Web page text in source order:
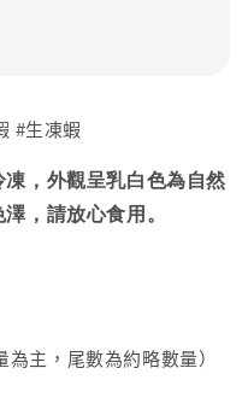
#生凍蝦
，外觀呈乳白色為自然
，請放心食用。
主，尾數為約略數量）